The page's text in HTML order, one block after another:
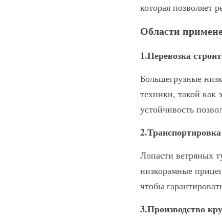
которая позволяет
Области
1.Перевозка
Большегрузные
техники, такой как
устойчивость
Лопасти ветряных
низкорамные
чтобы
3.Производство